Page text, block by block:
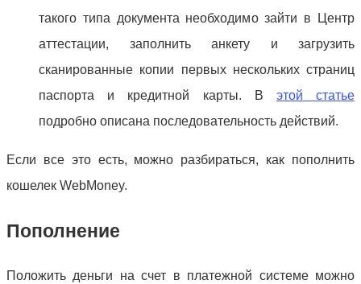
такого типа документа необходимо зайти в Центр
аттестации, заполнить анкету и загрузить
сканированные копии первых нескольких страниц
паспорта и кредитной карты. В этой статье
подробно описана последовательность действий.
Если все это есть, можно разбираться, как пополнить
кошелек WebMoney.
Пополнение
Положить деньги на счет в платежной системе можно